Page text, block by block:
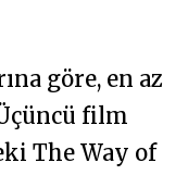
göre, en az
film
The Way of